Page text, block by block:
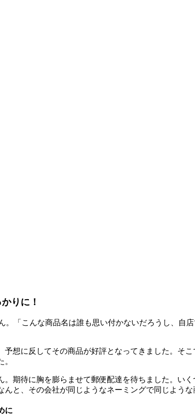
りに！
「こんな商品名は誰も思い付かないだろうし、自
予想に反してその商品が好評となってきました。そ
期待に胸を膨らませて郵便配達を待ちました。い
と、その会社が同じようなネーミングで同じよう
に